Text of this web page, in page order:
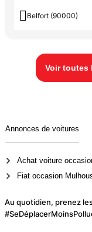
 Belfort (90000)
Voir toutes
Annonces de voitures
Achat voiture
Fiat occasion
Au quotidien, prenez